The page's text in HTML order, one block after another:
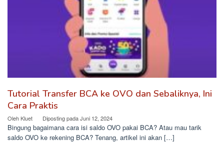
Tutorial Transfer BCA ke OVO dan Sebaliknya, Ini
Cara Praktis
Oleh Kluet Diposting padaJuni 12, 2024
Bingung bagaimana cara isi saldo OVO pakai BCA? Atau mau tarik
saldo OVO ke rekening BCA? Tenang, artikel ini akan […]